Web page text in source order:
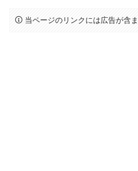
当ページのリンクには広告が含